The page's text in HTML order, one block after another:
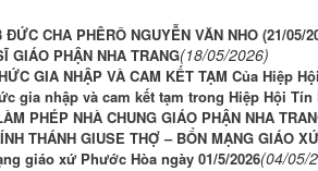
CHA PHÊRÔ NGUYỄN VĂN NHO (21/05/
GIÁO PHẬN NHA TRANG(18/05/2026)
GIA NHẬP VÀ CAM KẾT TẠM Của Hiệp
gia nhập và cam kết tạm trong Hiệp Hội
PHÉP NHÀ CHUNG GIÁO PHẬN NHA
THÁNH GIUSE THỢ – BỔN MẠNG GIÁO
giáo xứ Phước Hòa ngày 01/5/2026(04/05/